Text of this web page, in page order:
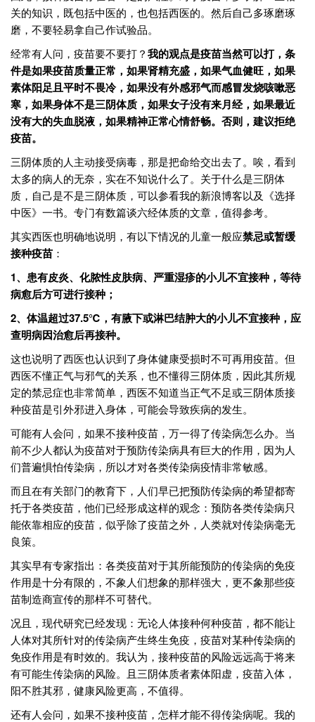
关的知识，既包括中医的，也包括西医的。然后自己多琢磨琢
磨，不要轻易拿自己作试验品。
经常有人问，疫苗要不要打？我的观点是疫苗当然可以打，条
件是如果疫苗质量正常，如果肾精充盛，如果气血健旺，如果
素体阳足且平时不畏冷，如果没有外感邪气而感冒发烧咳嗽恶
寒，如果身体不是三阴体质，如果女子没有来月经，如果最近
没有大的失血脱液，如果精神正常心情舒畅。否则，建议拒绝
疫苗。
三阴体质的人主动接受病毒，那是把命给交出去了。唉，看到
太多的病人的无奈，实在不知说什么了。关于什么是三阴体
质，自己是不是三阴体质，可以参看我的新浪博客以及《选择
中医》一书。专门有数篇谈六经体质的文章，值得参考。
其实西医也明确地说明，有以下情况的儿童一般应禁忌或暂缓
接种疫苗 ：
1、患有皮炎、化脓性皮肤病、严重湿疹的小儿不宜接种，等待
病愈后方可进行接种；
2、体温超过37.5℃，有腋下或淋巴结肿大的小儿不宜接种，应
查明病因治愈后再接种。
这也说明了西医也认识到了身体健康受损时不可再用疫苗。但
西医不懂正气与邪气的关系，也不懂得三阴体质，因此其所规
定的禁忌症也非常简单，西医不知道当正气不足或三阴体质接
种疫苗是引外邪进入身体，可能会导致疾病的发生。
可能有人会问，如果不接种疫苗，万一得了传染病怎么办。当
前不少人都认为疫苗对于预防传染病具有巨大的作用，因为人
们普遍惧怕传染病，所以才对各类传染病疫情非常敏感。
而且在有关部门的教育下，人们早已把预防传染病的希望都寄
托于各类疫苗，他们已经形成这样的观念：预防各类传染病只
能依靠相应的疫苗，似乎除了疫苗之外，人类就对传染病毫无
良策。
其实早有专家指出：各类疫苗对于其所能预防的传染病的免疫
作用是十分有限的，不象人们想象的那样强大，更不象那些疫
苗制造商宣传的那样不可替代。
况且，现代研究已经发现：无论人体接种何种疫苗，都不能让
人体对其所针对的传染病产生终生免疫，疫苗对某种传染病的
免疫作用是有时效的。我认为，接种疫苗的风险远远高于将来
有可能生传染病的风险。且三阴体质者素体阳虚，疫苗入体，
阳不胜其邪，健康风险更高，不值得。
还有人会问，如果不接种疫苗，怎样才能不得传染病呢。我的